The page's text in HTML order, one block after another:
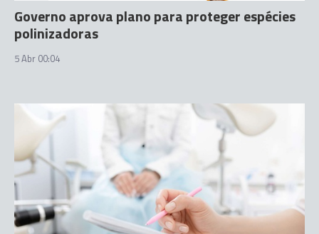
Governo aprova plano para proteger espécies
polinizadoras
5 Abr 00:04